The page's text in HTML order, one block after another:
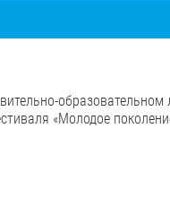
образовательном
«Молодое